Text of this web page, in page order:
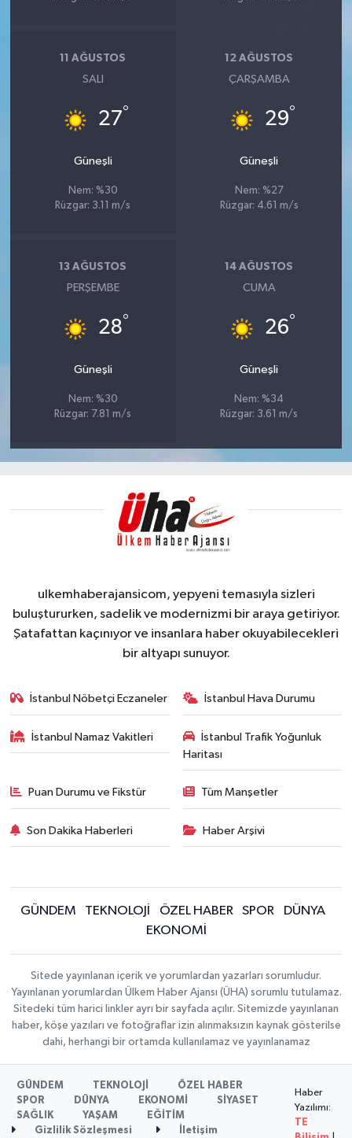
11 AĞUSTOS
SALI
27°
Güneşli
Nem: %30
Rüzgar: 3.11 m/s
12 AĞUSTOS
ÇARŞAMBA
29°
Güneşli
Nem: %27
Rüzgar: 4.61 m/s
13 AĞUSTOS
PERŞEMBE
28°
Güneşli
Nem: %30
Rüzgar: 7.81 m/s
14 AĞUSTOS
CUMA
26°
Güneşli
Nem: %34
Rüzgar: 3.61 m/s
ulkemhaberajansicom, yepyeni temasıyla sizleri
buluştururken, sadelik ve modernizmi bir araya getiriyor.
Şatafattan kaçınıyor ve insanlara haber okuyabilecekleri
bir altyapı sunuyor.
İstanbul Nöbetçi Eczaneler İstanbul Hava Durumu
İstanbul Namaz Vakitleri
İstanbul Trafik Yoğunluk
Haritası
Puan Durumu ve Fikstür Tüm Manşetler
Son Dakika Haberleri Haber Arşivi
GÜNDEM TEKNOLOJİ ÖZEL HABER SPOR
DÜNYA
EKONOMİ
Sitede yayınlanan içerik ve yorumlardan yazarları sorumludur.
Yayınlanan yorumlardan Ülkem Haber Ajansı (ÜHA) sorumlu tutulamaz.
Sitedeki tüm harici linkler ayrı bir sayfada açılır. Sitemizde yayınlanan
haber, köşe yazıları ve fotoğraflar izin alınmaksızın kaynak gösterilse
dahi, herhangi bir ortamda kullanılamaz ve yayınlanamaz
GÜNDEM TEKNOLOJİ
ÖZEL HABER
SPOR
DÜNYA EKONOMİ
SİYASET
SAĞLIK
YAŞAM
EĞİTİM
Gizlilik Sözleşmesi
İletişim
Haber
Yazılımı:
TE